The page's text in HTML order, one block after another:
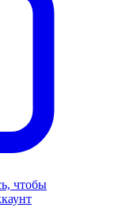
чтобы